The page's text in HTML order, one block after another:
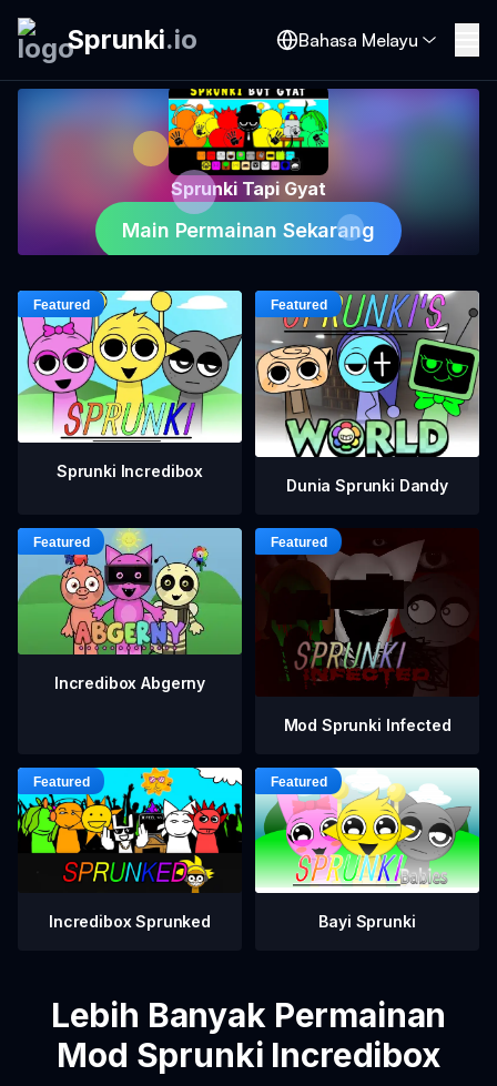
Sprunki.io Bahasa Melayu
Sprunki Tapi Gyat
Main Permainan Sekarang
Sprunki Incredibox
Dunia Sprunki Dandy
Incredibox Abgerny
Mod Sprunki Infected
Incredibox Sprunked Bayi Sprunki
Lebih Banyak Permainan
Mod Sprunki Incredibox